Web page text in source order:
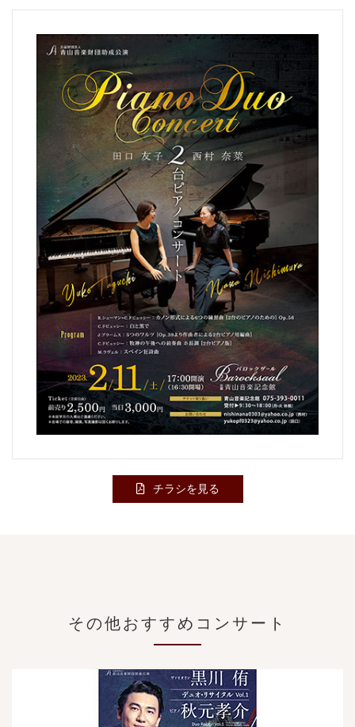
チラシを見る
その他おすすめコンサート